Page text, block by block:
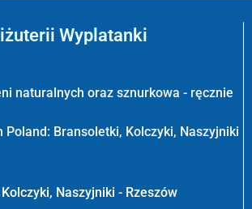
Wyplatanki
naturalnych oraz sznurkowa - ręcznie
Poland: Bransoletki, Kolczyki, Naszyjniki
Naszyjniki - Rzeszów